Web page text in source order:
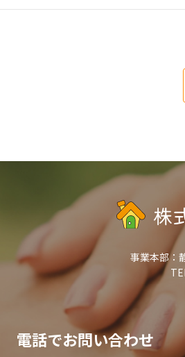
事業本部：
電話でお問い合わせ